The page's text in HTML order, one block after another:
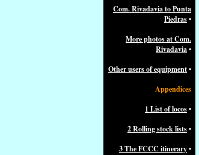
Com. Rivadavia to Punta
Piedras•
More photos at Com.
Rivadavia•
Other users of equipment•
Appendices
1 List of locos•
2 Rolling stock lists•
3 The FCCC itinerary•